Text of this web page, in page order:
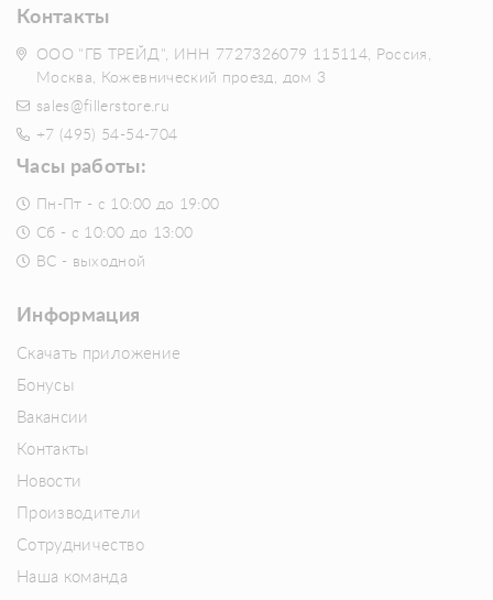
Контакты
ООО "ГБ ТРЕЙД", ИНН 7727326079 115114, Россия,
Москва, Кожевнический проезд, дом 3
sales@fillerstore.ru
+7 (495) 54-54-704
Часы работы:
Пн-Пт - с 10:00 до 19:00
Сб - с 10:00 до 13:00
ВС - выходной
Информация
Скачать приложение
Бонусы
Вакансии
Контакты
Новости
Производители
Сотрудничество
Наша команда